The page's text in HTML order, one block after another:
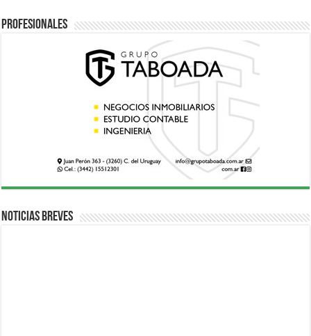
Profesionales
Noticias breves